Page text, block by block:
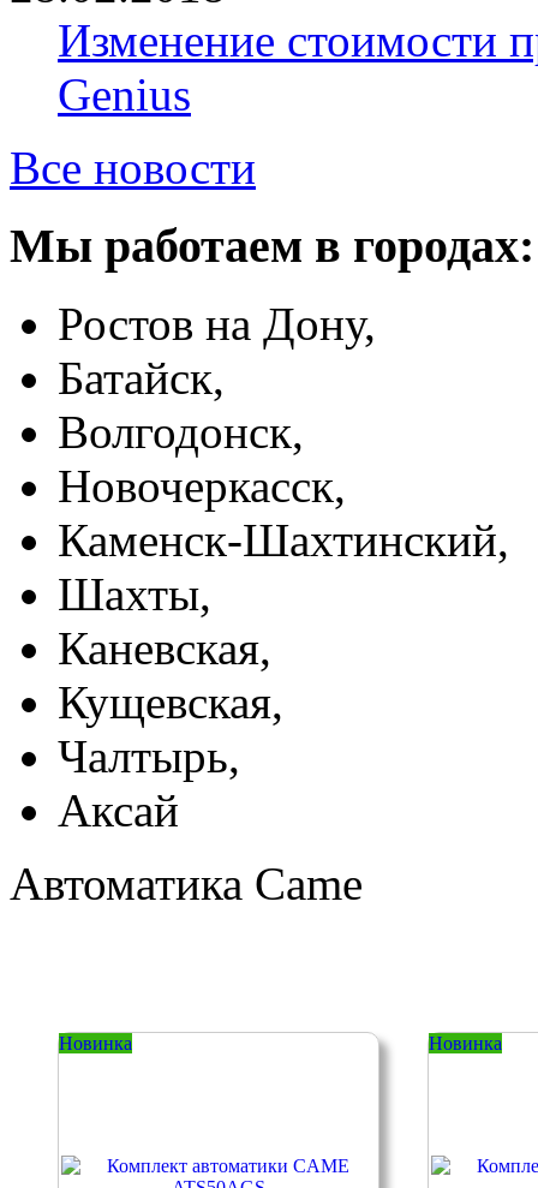
Изменение стоимости
Genius
Все новости
Мы работаем в городах:
Ростов на Дону,
Батайск,
Волгодонск,
Новочеркасск,
Каменск-Шахтинский,
Шахты,
Каневская,
Кущевская,
Чалтырь,
Аксай
Автоматика Came
Новинка Новинка